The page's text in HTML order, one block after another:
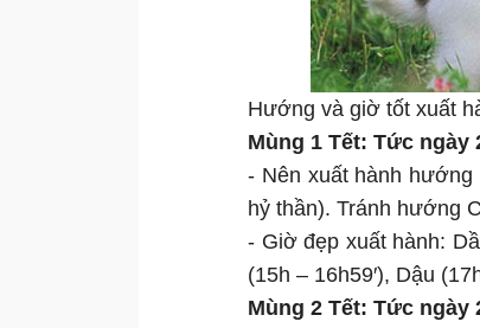
Hướng và giờ tốt xuất
Mùng 1 Tết: Tức ngày
- Nên xuất hành
hỷ thần). Tránh hướng
- Giờ đẹp xuất hành:
(15h – 16h59′), Dậu
Mùng 2 Tết: Tức ngày